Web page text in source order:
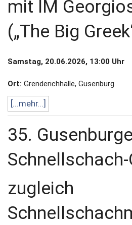
mit IM
(„The Big
Samstag, 20.06.2026, 13:00 Uhr
Ort: Grenderichhalle, Gusenburg
[...mehr...]
35.
Schnellschach-
zugleich